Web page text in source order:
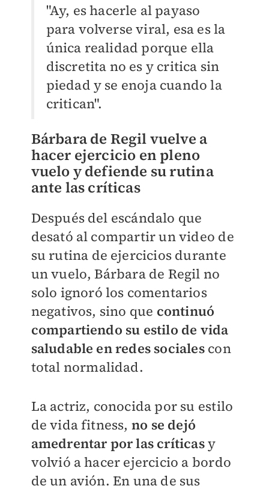
"Ay, es hacerle al payaso
para volverse viral, esa es la
única realidad porque ella
discretita no es y critica sin
piedad y se enoja cuando la
critican".
Bárbara de Regil vuelve a
hacer ejercicio en pleno
vuelo y defiende su rutina
ante las críticas
Después del escándalo que
desató al compartir un video de
su rutina de ejercicios durante
un vuelo, Bárbara de Regil no
solo ignoró los comentarios
negativos, sino que continuó
compartiendo su estilo de vida
saludable en redes socialescon
total normalidad.
La actriz, conocida por su estilo
de vida fitness, no se dejó
amedrentar por las críticasy
volvió a hacer ejercicio a bordo
de un avión. En una de sus